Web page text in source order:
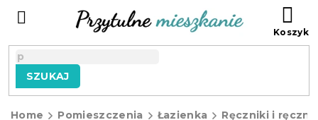
SZUKAJ
Home Pomieszczenia Łazienka Ręczniki i